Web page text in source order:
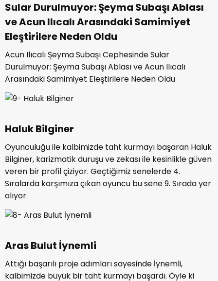
Sular Durulmuyor: Şeyma Subaşı Ablası
ve Acun Ilıcalı Arasındaki Samimiyet
Eleştirilere Neden Oldu
Acun Ilıcalı Şeyma Subaşı Cephesinde Sular
Durulmuyor: Şeyma Subaşı Ablası ve Acun Ilıcalı
Arasındaki Samimiyet Eleştirilere Neden Oldu
Haluk Bilginer
Oyunculuğu ile kalbimizde taht kurmayı başaran Haluk
Bilginer, karizmatik duruşu ve zekası ile kesinlikle güven
veren bir profil çiziyor. Geçtiğimiz senelerde 4.
Sıralarda karşımıza çıkan oyuncu bu sene 9. Sırada yer
alıyor.
Aras Bulut İynemli
Attığı başarılı proje adımları sayesinde İynemli,
kalbimizde büyük bir taht kurmayı başardı. Öyle ki